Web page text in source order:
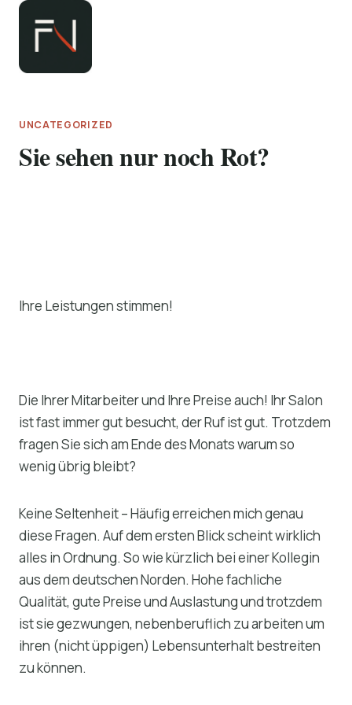
Zum
springen
UNCATEGORIZED
Sie sehen nur noch Rot?
Ihre Leistungen stimmen!
Die Ihrer Mitarbeiter und Ihre Preise auch! Ihr Salon
ist fast immer gut besucht, der Ruf ist gut. Trotzdem
fragen Sie sich am Ende des Monats warum so
wenig übrig bleibt?
Keine Seltenheit – Häufig erreichen mich genau
diese Fragen. Auf dem ersten Blick scheint wirklich
alles in Ordnung. So wie kürzlich bei einer Kollegin
aus dem deutschen Norden. Hohe fachliche
Qualität, gute Preise und Auslastung und trotzdem
ist sie gezwungen, nebenberuflich zu arbeiten um
ihren (nicht üppigen) Lebensunterhalt bestreiten
zu können.